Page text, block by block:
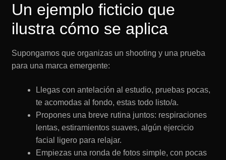
Un ejemplo ficticio que
ilustra cómo se aplica
Supongamos que organizas un shooting y una prueba
para una marca emergente:
Llegas con antelación al estudio, pruebas pocas,
te acomodas al fondo, estas todo listo/a.
Propones una breve rutina juntos: respiraciones
lentas, estiramientos suaves, algún ejercicio
facial ligero para relajar.
Empiezas una ronda de fotos simple, con pocas